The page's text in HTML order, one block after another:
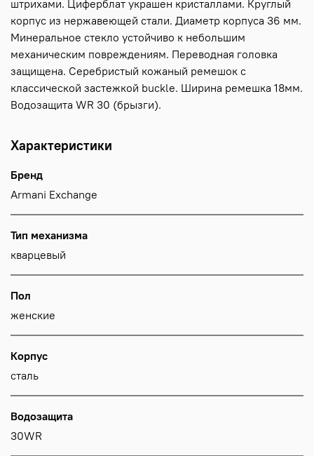
штрихами. Циферблат украшен кристаллами. Круглый
корпус из нержавеющей стали. Диаметр корпуса 36 мм.
Минеральное стекло устойчиво к небольшим
механическим повреждениям. Переводная головка
защищена. Серебристый кожаный ремешок с
классической застежкой buckle. Ширина ремешка 18мм.
Водозащита WR 30 (брызги).
Характеристики
Бренд
Armani Exchange
Тип механизма
кварцевый
Пол
женские
Корпус
сталь
Водозащита
30WR